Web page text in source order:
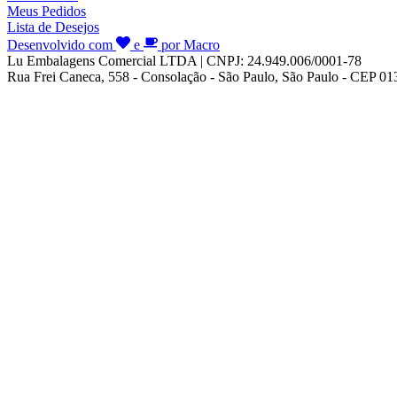
Meus Pedidos
Lista de Desejos
Desenvolvido com
e
por Macro
Lu Embalagens Comercial LTDA | CNPJ: 24.949.006/0001-78
Rua Frei Caneca, 558 - Consolação - São Paulo, São Paulo - CEP